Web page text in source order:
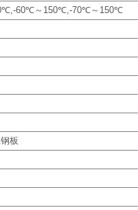
60℃～150℃,-70℃～150℃
板